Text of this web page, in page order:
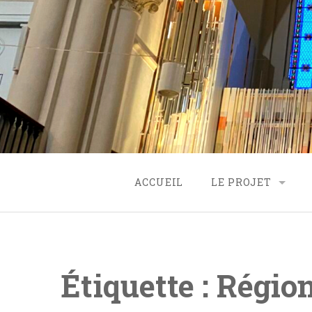
to
content
ACCUEIL LE PROJET
FINANCEMENT
Étiquette :